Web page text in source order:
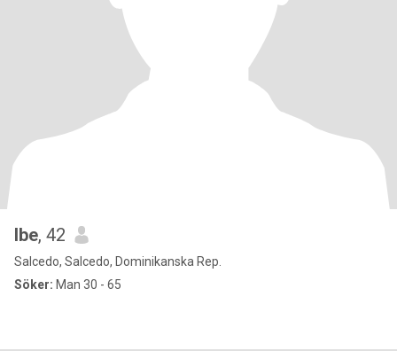
Ibe, 42
Salcedo, Salcedo, Dominikanska Rep.
Söker: Man 30 - 65